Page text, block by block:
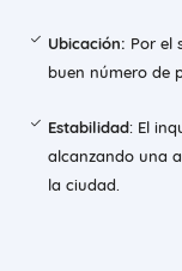
Ubicación: Por el
buen número de
Estabilidad: El
alcanzando una
la ciudad.